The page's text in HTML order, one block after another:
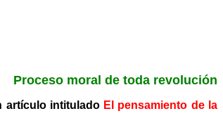
Proceso moral de toda revolución
artículo intitulado El pensamiento de la